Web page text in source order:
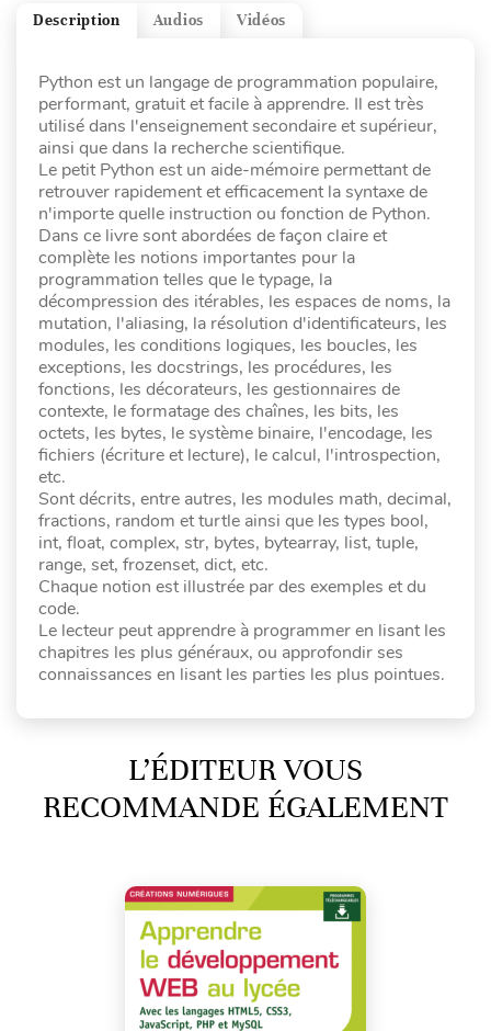
Vidéos
Audios
Description
Python est un langage de programmation populaire,
performant, gratuit et facile à apprendre. Il est très
utilisé dans l'enseignement secondaire et supérieur,
ainsi que dans la recherche scientifique.
Le petit Python est un aide-mémoire permettant de
retrouver rapidement et efficacement la syntaxe de
n'importe quelle instruction ou fonction de Python.
Dans ce livre sont abordées de façon claire et
complète les notions importantes pour la
programmation telles que le typage, la
décompression des itérables, les espaces de noms, la
mutation, l'aliasing, la résolution d'identificateurs, les
modules, les conditions logiques, les boucles, les
exceptions, les docstrings, les procédures, les
fonctions, les décorateurs, les gestionnaires de
contexte, le formatage des chaînes, les bits, les
octets, les bytes, le système binaire, l'encodage, les
fichiers (écriture et lecture), le calcul, l'introspection,
etc.
Sont décrits, entre autres, les modules math, decimal,
fractions, random et turtle ainsi que les types bool,
int, float, complex, str, bytes, bytearray, list, tuple,
range, set, frozenset, dict, etc.
Chaque notion est illustrée par des exemples et du
code.
Le lecteur peut apprendre à programmer en lisant les
chapitres les plus généraux, ou approfondir ses
connaissances en lisant les parties les plus pointues.
L’ÉDITEUR VOUS
RECOMMANDE ÉGALEMENT